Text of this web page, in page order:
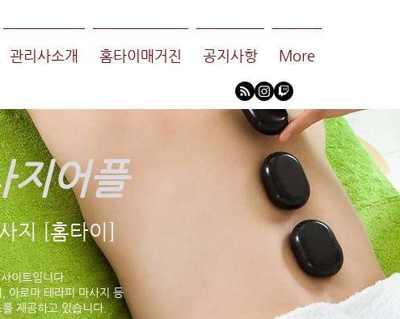
관리사소개 홈타이매거진 공지사항 More
지어플
지 [홈타이]
이트입니다.
아로마 테라피 마사지 등
제공하고 있습니다.